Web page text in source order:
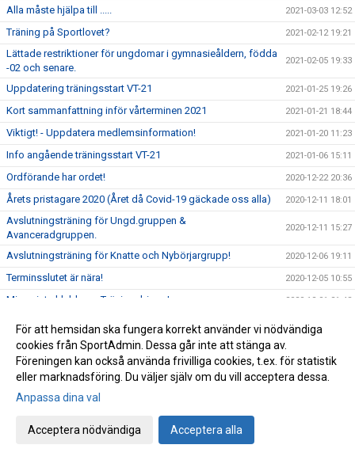
Alla måste hjälpa till ..... 2021-03-03 12:52
Träning på Sportlovet? 2021-02-12 19:21
Lättade restriktioner för ungdomar i gymnasieåldern, födda
-02 och senare.
2021-02-05 19:33
Uppdatering träningsstart VT-21 2021-01-25 19:26
Kort sammanfattning inför vårterminen 2021 2021-01-21 18:44
Viktigt! - Uppdatera medlemsinformation! 2021-01-20 11:23
Info angående träningsstart VT-21 2021-01-06 15:11
Ordförande har ordet! 2020-12-22 20:36
Årets pristagare 2020 (Året då Covid-19 gäckade oss alla) 2020-12-11 18:01
Avslutningsträning för Ungd.gruppen &
Avanceradgruppen.
2020-12-11 15:27
Avslutningsträning för Knatte och Nybörjargrupp! 2020-12-06 19:11
Terminsslutet är nära! 2020-12-05 10:55
Missa inte klubbens Träningsbingo! 2020-12-01 21:48
Ny uppdaterad info kring Covid-19 och vår träning HT-20! 2020-11-24 21:02
Ny info angående träning och träningstider!
Uppdaterad info kring Covid-19 2020-10-31 12:32
Resultat Bohus-dal Cup
För att hemsidan ska fungera korrekt använder vi nödvändiga
cookies från SportAdmin. Dessa går inte att stänga av.
Föreningen kan också använda frivilliga cookies, t.ex. för statistik
eller marknadsföring. Du väljer själv om du vill acceptera dessa.
Anpassa dina val
Acceptera nödvändiga Acceptera alla